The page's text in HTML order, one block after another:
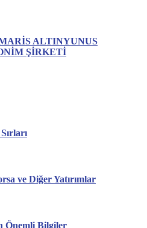
ALTINYUNUS
ŞİRKETİ
ve Diğer Yatırımlar
Önemli Bilgiler